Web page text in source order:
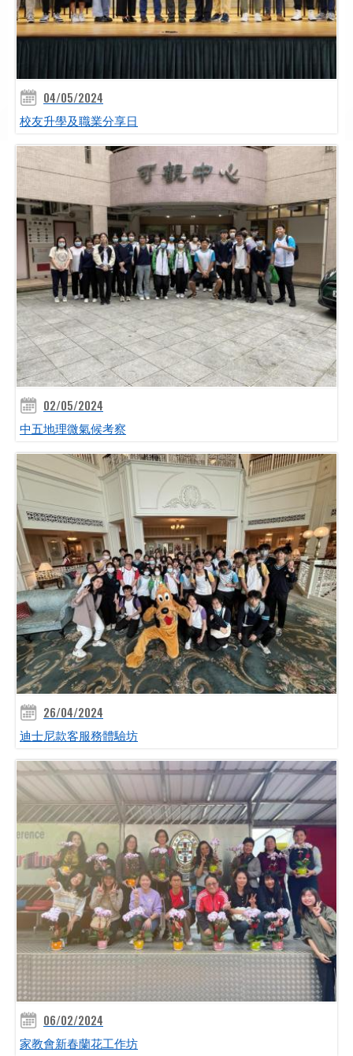
04/05/2024
校友升學及職業分享日
02/05/2024
中五地理微氣候考察
26/04/2024
迪士尼款客服務體驗坊
06/02/2024
家教會新春蘭花工作坊